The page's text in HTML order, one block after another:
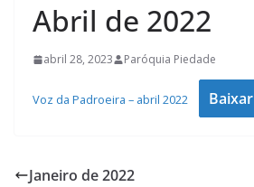
Abril de 2022
abril 28, 2023 Paróquia Piedade
Voz da Padroeira – abril 2022 Baixar
Janeiro de 2022